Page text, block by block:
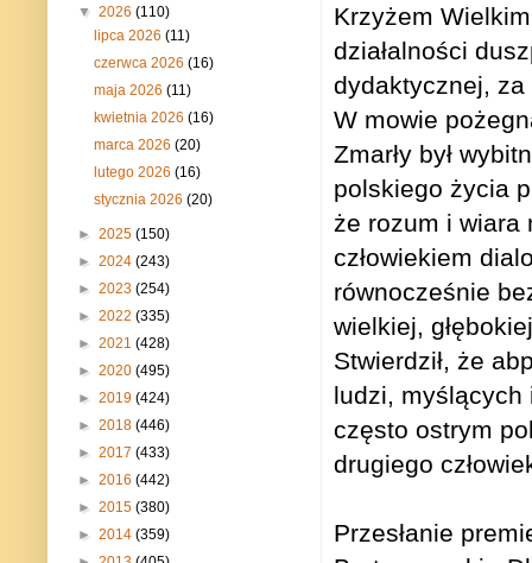
Krzyżem
działalności
dydaktycznej,
W mowie
Zmarły był
polskiego życia
że rozum i wiara
człowiekiem
równocześnie
wielkiej,
Stwierdził, że
ludzi, myślących
często ostrym
drugiego
Przesłanie
▼ 2026 (110)
lipca 2026(11)
czerwca 2026(16)
maja 2026(11)
kwietnia 2026(16)
marca 2026(20)
lutego 2026(16)
stycznia 2026(20)
► 2025 (150)
► 2024 (243)
► 2023 (254)
► 2022 (335)
► 2021 (428)
► 2020 (495)
► 2019 (424)
► 2018 (446)
► 2017 (433)
► 2016 (442)
► 2015 (380)
► 2014 (359)